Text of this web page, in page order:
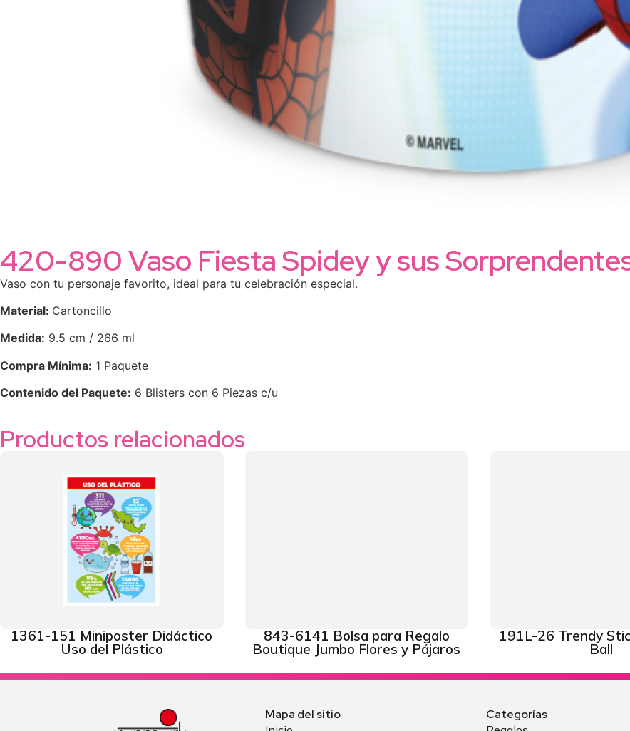
420-890 Vaso Fiesta Spidey y sus
Vaso con tu personaje favorito, ideal para tu celebración especial.
Material: Cartoncillo
Medida: 9.5 cm / 266 ml
Compra Mínima: 1 Paquete
Contenido del Paquete: 6 Blisters con 6 Piezas c/u
Productos relacionados
1361-151 Miniposter Didáctico
Uso del Plástico
843-6141 Bolsa para Regalo
Boutique Jumbo Flores y Pájaros
191L-26 Trendy
Ball
Mapa del sitio Categorías